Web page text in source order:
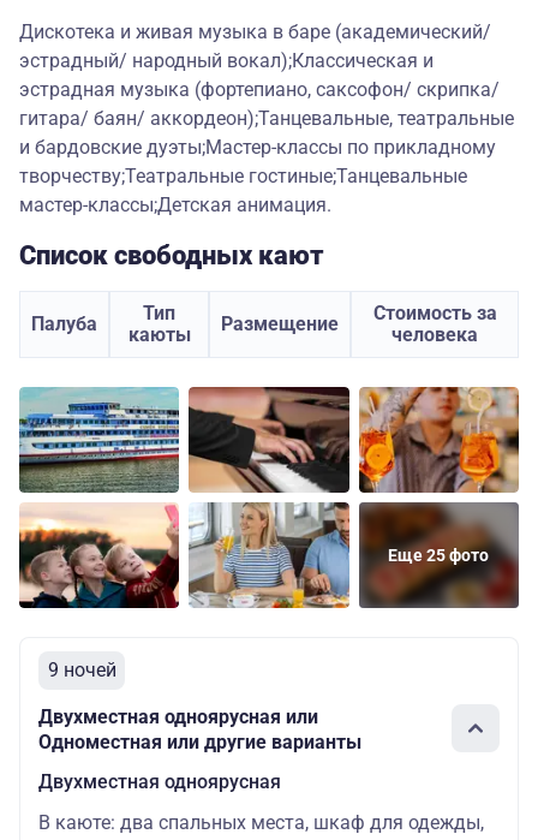
Дискотека и живая музыка в баре (академический/
эстрадный/ народный вокал);Классическая и
эстрадная музыка (фортепиано, саксофон/ скрипка/
гитара/ баян/ аккордеон);Танцевальные, театральные
и бардовские дуэты;Мастер-классы по прикладному
творчеству;Театральные гостиные;Танцевальные
мастер-классы;Детская анимация.
Список свободных кают
Палуба
Тип
каюты
Размещение
Стоимость за
человека
Еще 25 фото
9 ночей
Двухместная одноярусная или
Одноместная или другие варианты
Двухместная одноярусная
В каюте: два спальных места, шкаф для одежды,